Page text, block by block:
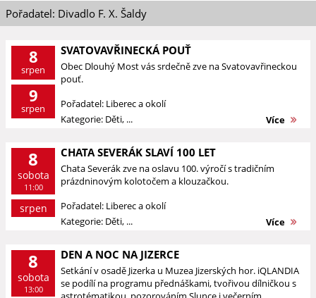
Pořadatel: Divadlo F. X. Šaldy
8
srpen
9
srpen
SVATOVAVŘINECKÁ POUŤ
Obec Dlouhý Most vás srdečně zve na Svatovavřineckou
pouť.
Pořadatel: Liberec a okolí
Kategorie: Děti, ...
Více
8
sobota
11:00
srpen
CHATA SEVERÁK SLAVÍ 100 LET
Chata Severák zve na oslavu 100. výročí s tradičním
prázdninovým kolotočem a klouzačkou.
Pořadatel: Liberec a okolí
Kategorie: Děti, ...
Více
8
sobota
13:00
DEN A NOC NA JIZERCE
Setkání v osadě Jizerka u Muzea Jizerských hor. iQLANDIA
se podílí na programu přednáškami, tvořivou dílničkou s